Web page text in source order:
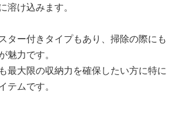
溶け込みます。
ター付きタイプもあり、掃除の際にも
魅力です。
最大限の収納力を確保したい方に特に
テムです。